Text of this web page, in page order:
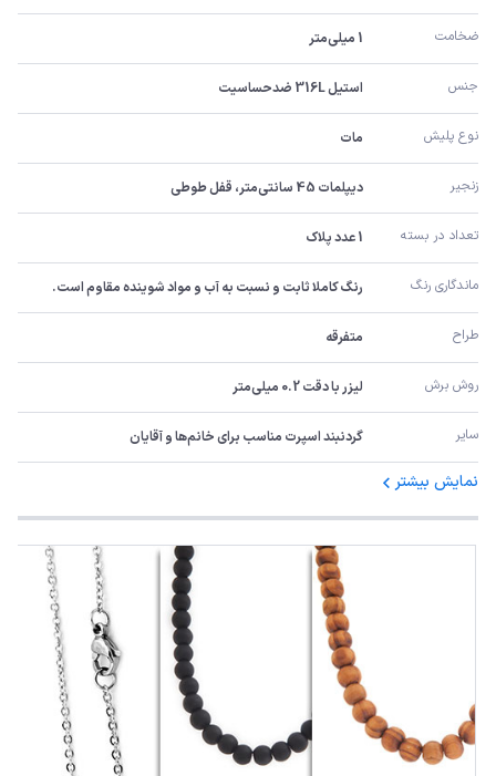
ضخامت 1 میلی‌متر
جنس استیل 316L ضدحساسیت
نوع پلیش مات
زنجیر دیپلمات 45 سانتی‌متر، قفل طوطی
تعداد در بسته 1 عدد پلاک
ماندگاری رنگ رنگ کاملا ثابت و نسبت به آب و مواد شوینده مقاوم است.
طراح متفرقه
روش برش لیزر با دقت 0.2 میلی‌متر
سایر گردنبند اسپرت مناسب برای خانم‌ها و آقایان
نمایش بیشتر